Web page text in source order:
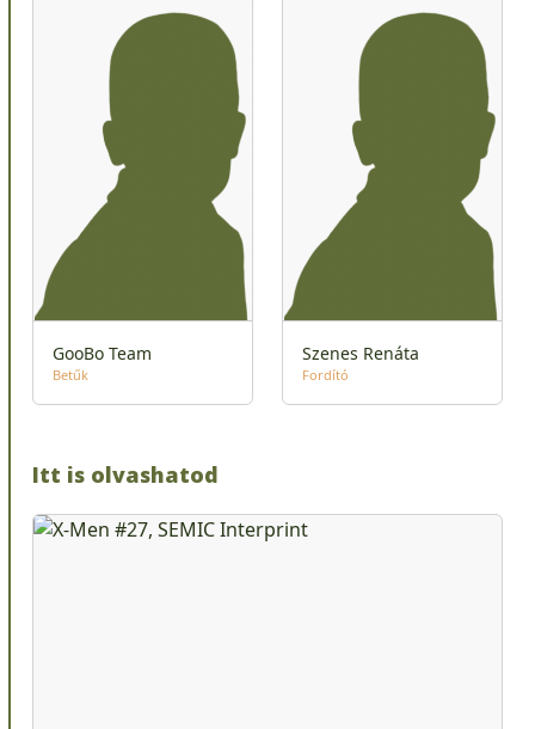
GooBo Team
Betűk
Szenes Renáta
Fordító
Itt is olvashatod